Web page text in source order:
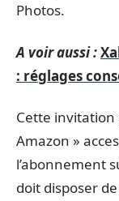
Photos.
A voir aussi :
: réglages
Cette invitation
Amazon »
l’abonnement
doit disposer